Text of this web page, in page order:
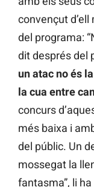
convençut
del programa:
dit després del
un atac no és
la cua entre
concurs
més baixa i
del públic. Un
mossegat la
fantasma”, li